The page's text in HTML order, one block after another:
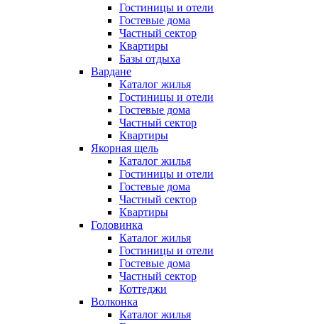
Гостиницы и отели
Гостевые дома
Частный сектор
Квартиры
Базы отдыха
Вардане
Каталог жилья
Гостиницы и отели
Гостевые дома
Частный сектор
Квартиры
Якорная щель
Каталог жилья
Гостиницы и отели
Гостевые дома
Частный сектор
Квартиры
Головинка
Каталог жилья
Гостиницы и отели
Гостевые дома
Частный сектор
Коттеджи
Волконка
Каталог жилья